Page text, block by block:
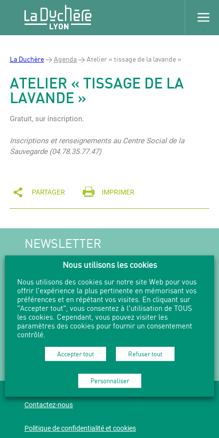
La Duchère>Agenda >Atelier « tissage de la lavande »
ATELIER « TISSAGE DE LA
LAVANDE »
Gratuit, sur inscription.
Inscriptions et renseignements au Centre Social de la
Sauvegarde (04.78.35.77.47)
PARTAGER IMPRIMER
NEWSLETTER
Suivez l'actualité en vous abonnant
M'abonner
04 37 49 73 90 -
12 bis place Gisèle Halimi 69009 LYON
Contactez-nous
Politique de confidentialité et cookies
Nous utilisons les cookies
Nous utilisons des cookies sur notre site Web pour vous
offrir l'expérience la plus pertinente en mémorisant vos
préférences et en répétant vos visites. En cliquant sur
"Accepter tout", vous consentez à l'utilisation de TOUS
les cookies. Cependant, vous pouvez visiter les
paramètres des cookies pour fournir un consentement
contrôlé.
Accepter tout Refuser tout
Personnaliser